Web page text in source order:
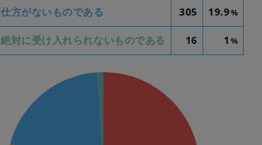
仕方がないものである 305 19.9%
絶対に受け入れられないものである 16 1 %